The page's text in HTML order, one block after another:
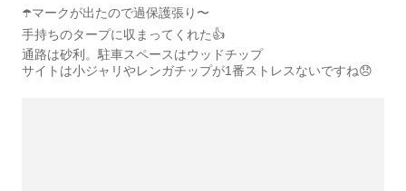
☂️マークが出たので過保護張り〜
手持ちのタープに収まってくれた👍
通路は砂利。駐車スペースはウッドチップ
サイトは小ジャリやレンガチップが1番ストレスないですね😞